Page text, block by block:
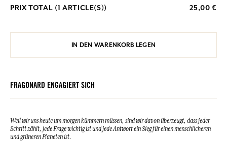
PRIX TOTAL (1 ARTICLE(S)) 25,00 €
IN DEN WARENKORB LEGEN
FRAGONARD ENGAGIERT SICH
Weil wir uns heute um morgen kümmern müssen, sind wir davon überzeugt, dass jeder
Schritt zählt, jede Frage wichtig ist und jede Antwort ein Sieg für einen menschlicheren
und grüneren Planeten ist.